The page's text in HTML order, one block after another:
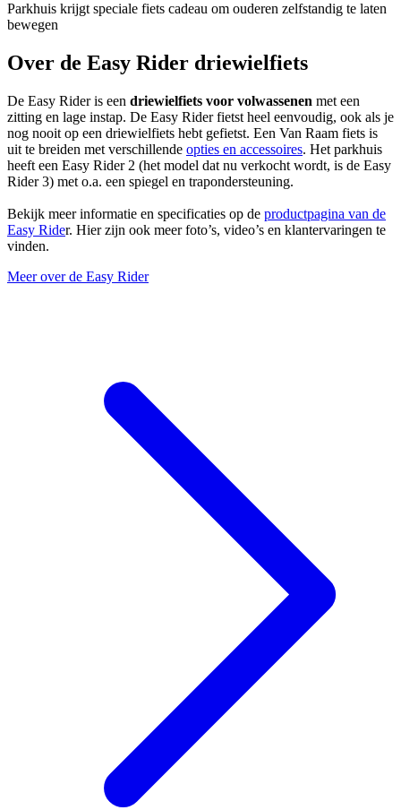
Parkhuis krijgt speciale fiets cadeau om ouderen zelfstandig te laten
bewegen
Over de Easy Rider driewielfiets
De Easy Rider is een driewielfiets voor volwassenen met een
zitting en lage instap. De Easy Rider fietst heel eenvoudig, ook als je
nog nooit op een driewielfiets hebt gefietst. Een Van Raam fiets is
uit te breiden met verschillende opties en accessoires. Het parkhuis
heeft een Easy Rider 2 (het model dat nu verkocht wordt, is de Easy
Rider 3) met o.a. een spiegel en trapondersteuning.
Bekijk meer informatie en specificaties op de productpagina van de
Easy Rider. Hier zijn ook meer foto’s, video’s en klantervaringen te
vinden.
Meer over de Easy Rider